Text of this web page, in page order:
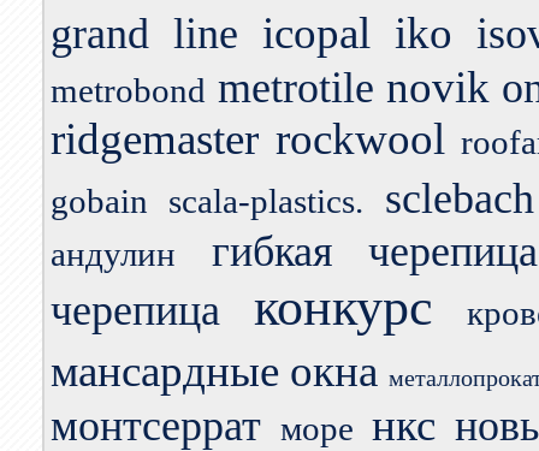
grand line icopal iko
metrobond metrotile novik
ridgemaster rockwool
gobain
scala-plastics. sclebach
андулин
гибкая черепица
черепица
конкурс
мансардные окна
монтсеррат море нкс